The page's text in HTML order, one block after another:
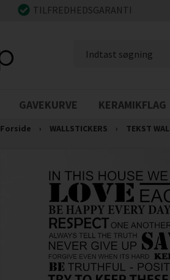
TILFREDHEDSGARANTI
GAVEKURVE KERAMIKFLAG
Forside › WALLSTICKERS › TEKST